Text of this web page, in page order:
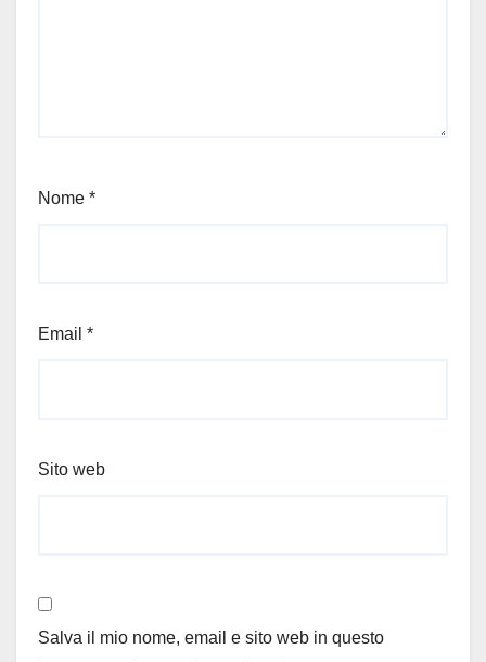
Nome *
Email *
Sito web
Salva il mio nome, email e sito web in questo